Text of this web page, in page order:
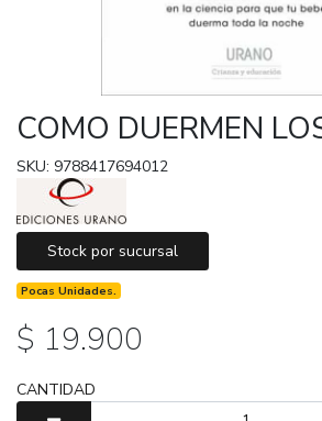
COMO DUERMEN
SKU: 9788417694012
Stock por sucursal
Pocas Unidades.
$ 19.900
CANTIDAD